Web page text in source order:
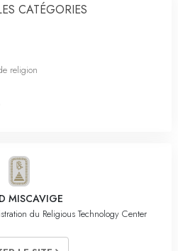
CATÉGORIES
religion
MISCAVIGE
du Religious Technology Center